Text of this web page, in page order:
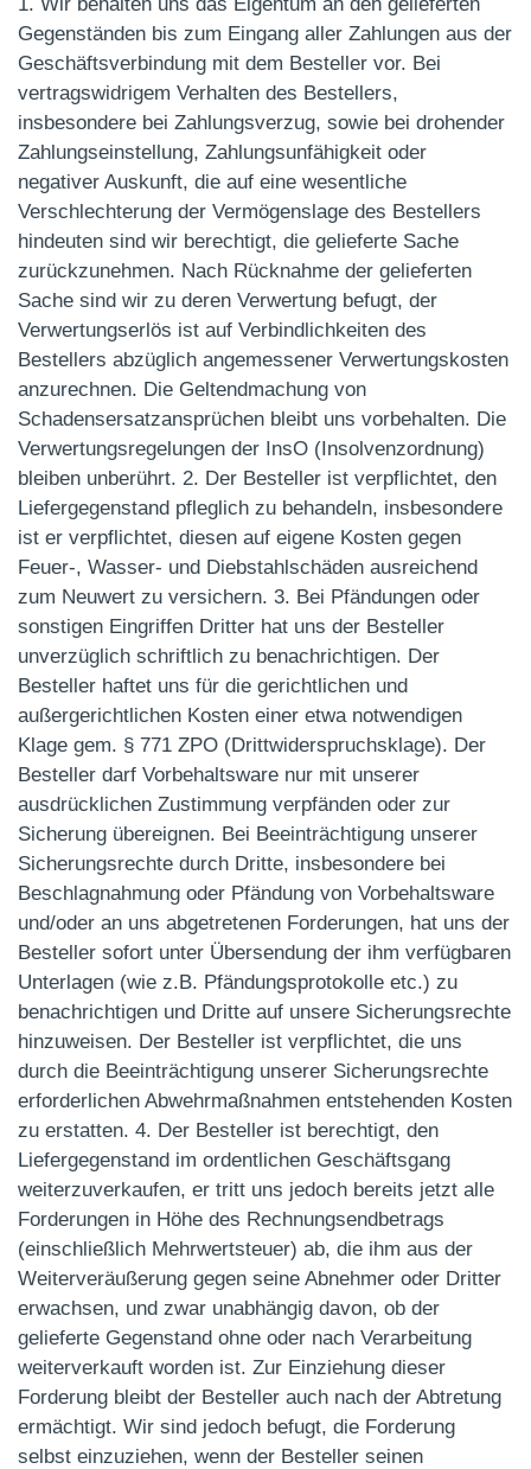
Gegenständen bis zum Eingang aller Zahlungen aus der
Geschäftsverbindung mit dem Besteller vor. Bei
vertragswidrigem Verhalten des Bestellers,
insbesondere bei Zahlungsverzug, sowie bei drohender
Zahlungseinstellung, Zahlungsunfähigkeit oder
negativer Auskunft, die auf eine wesentliche
Verschlechterung der Vermögenslage des Bestellers
hindeuten sind wir berechtigt, die gelieferte Sache
zurückzunehmen. Nach Rücknahme der gelieferten
Sache sind wir zu deren Verwertung befugt, der
Verwertungserlös ist auf Verbindlichkeiten des
Bestellers abzüglich angemessener Verwertungskosten
anzurechnen. Die Geltendmachung von
Schadensersatzansprüchen bleibt uns vorbehalten. Die
Verwertungsregelungen der InsO (Insolvenzordnung)
bleiben unberührt. 2. Der Besteller ist verpflichtet, den
Liefergegenstand pfleglich zu behandeln, insbesondere
ist er verpflichtet, diesen auf eigene Kosten gegen
Feuer-, Wasser- und Diebstahlschäden ausreichend
zum Neuwert zu versichern. 3. Bei Pfändungen oder
sonstigen Eingriffen Dritter hat uns der Besteller
unverzüglich schriftlich zu benachrichtigen. Der
Besteller haftet uns für die gerichtlichen und
außergerichtlichen Kosten einer etwa notwendigen
Klage gem. § 771 ZPO (Drittwiderspruchsklage). Der
Besteller darf Vorbehaltsware nur mit unserer
ausdrücklichen Zustimmung verpfänden oder zur
Sicherung übereignen. Bei Beeinträchtigung unserer
Sicherungsrechte durch Dritte, insbesondere bei
Beschlagnahmung oder Pfändung von Vorbehaltsware
und/oder an uns abgetretenen Forderungen, hat uns der
Besteller sofort unter Übersendung der ihm verfügbaren
Unterlagen (wie z.B. Pfändungsprotokolle etc.) zu
benachrichtigen und Dritte auf unsere Sicherungsrechte
hinzuweisen. Der Besteller ist verpflichtet, die uns
durch die Beeinträchtigung unserer Sicherungsrechte
erforderlichen Abwehrmaßnahmen entstehenden Kosten
zu erstatten. 4. Der Besteller ist berechtigt, den
Liefergegenstand im ordentlichen Geschäftsgang
weiterzuverkaufen, er tritt uns jedoch bereits jetzt alle
Forderungen in Höhe des Rechnungsendbetrags
(einschließlich Mehrwertsteuer) ab, die ihm aus der
Weiterveräußerung gegen seine Abnehmer oder Dritter
erwachsen, und zwar unabhängig davon, ob der
gelieferte Gegenstand ohne oder nach Verarbeitung
weiterverkauft worden ist. Zur Einziehung dieser
Forderung bleibt der Besteller auch nach der Abtretung
ermächtigt. Wir sind jedoch befugt, die Forderung
selbst einzuziehen, wenn der Besteller seinen